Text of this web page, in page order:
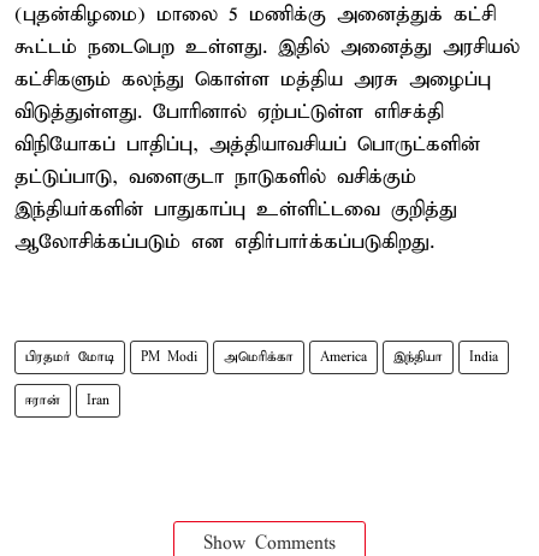
(புதன்கிழமை) மாலை 5 மணிக்கு அனைத்துக் கட்சி
கூட்டம் நடைபெற உள்ளது. இதில் அனைத்து அரசியல்
கட்சிகளும் கலந்து கொள்ள மத்திய அரசு அழைப்பு
விடுத்துள்ளது. போரினால் ஏற்பட்டுள்ள எரிசக்தி
விநியோகப் பாதிப்பு, அத்தியாவசியப் பொருட்களின்
தட்டுப்பாடு, வளைகுடா நாடுகளில் வசிக்கும்
இந்தியர்களின் பாதுகாப்பு உள்ளிட்டவை குறித்து
ஆலோசிக்கப்படும் என எதிர்பார்க்கப்படுகிறது.
பிரதமர் மோடி PM Modi அமெரிக்கா America இந்தியா India
ஈரான் Iran
Show Comments